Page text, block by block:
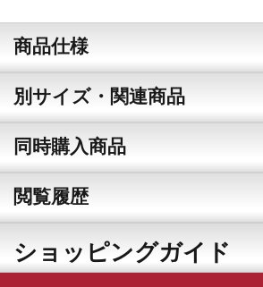
商品仕様
別サイズ・関連商品
同時購入商品
閲覧履歴
ショッピングガイド